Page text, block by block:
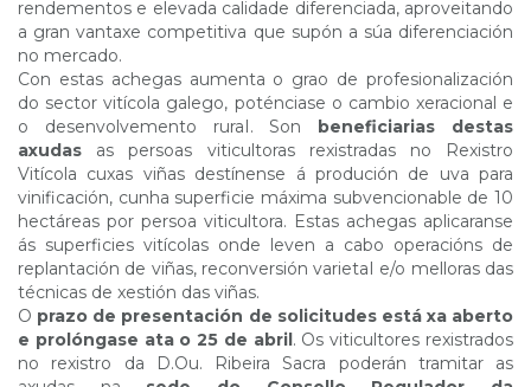
rendementos e elevada calidade diferenciada, aproveitando
a gran vantaxe competitiva que supón a súa diferenciación
no mercado.
Con estas achegas aumenta o grao de profesionalización
do sector vitícola galego, poténciase o cambio xeracional e
o desenvolvemento ruraI. Son beneficiarias destas
axudas as persoas viticultoras rexistradas no Rexistro
Vitícola cuxas viñas destínense á produción de uva para
vinificación, cunha superficie máxima subvencionable de 10
hectáreas por persoa viticultora. Estas achegas aplicaranse
ás superficies vitícolas onde leven a cabo operacións de
replantación de viñas, reconversión varietaI e/o melloras das
técnicas de xestión das viñas.
O prazo de presentación de solicitudes está xa aberto
e prolóngase ata o 25 de abril. Os viticultores rexistrados
no rexistro da D.Ou. Ribeira Sacra poderán tramitar as